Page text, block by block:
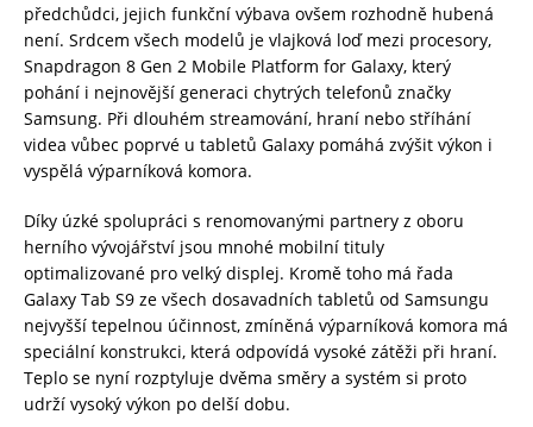
předchůdci, jejich funkční výbava ovšem rozhodně hubená
není. Srdcem všech modelů je vlajková loď mezi procesory,
Snapdragon 8 Gen 2 Mobile Platform for Galaxy, který
pohání i nejnovější generaci chytrých telefonů značky
Samsung. Při dlouhém streamování, hraní nebo stříhání
videa vůbec poprvé u tabletů Galaxy pomáhá zvýšit výkon i
vyspělá výparníková komora.
Díky úzké spolupráci s renomovanými partnery z oboru
herního vývojářství jsou mnohé mobilní tituly
optimalizované pro velký displej. Kromě toho má řada
Galaxy Tab S9 ze všech dosavadních tabletů od Samsungu
nejvyšší tepelnou účinnost, zmíněná výparníková komora má
speciální konstrukci, která odpovídá vysoké zátěži při hraní.
Teplo se nyní rozptyluje dvěma směry a systém si proto
udrží vysoký výkon po delší dobu.